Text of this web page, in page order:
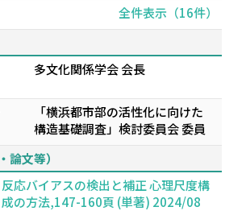
全件表示（16件）
多文化関係学会 会長
「横浜都市部の活性化に向けた
構造基礎調査」検討委員会 委員
論文等）
反応バイアスの検出と補正 心理尺度構
成の方法,147-160頁 (単著) 2024/08